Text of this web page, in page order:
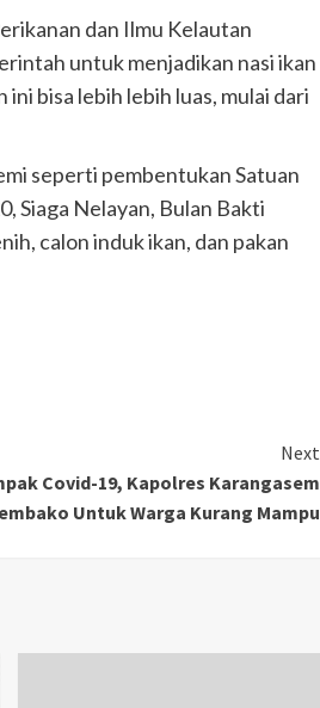
dan Ilmu Kelautan
untuk menjadikan nasi ikan
bisa lebih lebih luas, mulai dari
seperti pembentukan Satuan
Siaga Nelayan, Bulan Bakti
calon induk ikan, dan pakan
Next
Covid-19, Kapolres Karangasem
Untuk Warga Kurang Mampu